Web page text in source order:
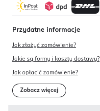
Przydatne informacje
Jak złożyć zamówienie?
Jakie są formy i koszty dostawy?
Jak opłacić zamówienie?
Zobacz więcej